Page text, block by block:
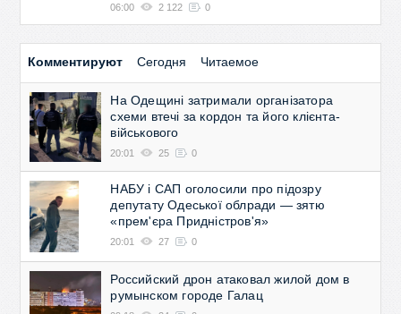
06:00 2 122 0
Комментируют Сегодня Читаемое
На Одещині затримали організатора
схеми втечі за кордон та його клієнта-
військового
20:01 25 0
НАБУ і САП оголосили про підозру
депутату Одеської облради — зятю
«прем'єра Придністров'я»
20:01 27 0
Российский дрон атаковал жилой дом в
румынском городе Галац